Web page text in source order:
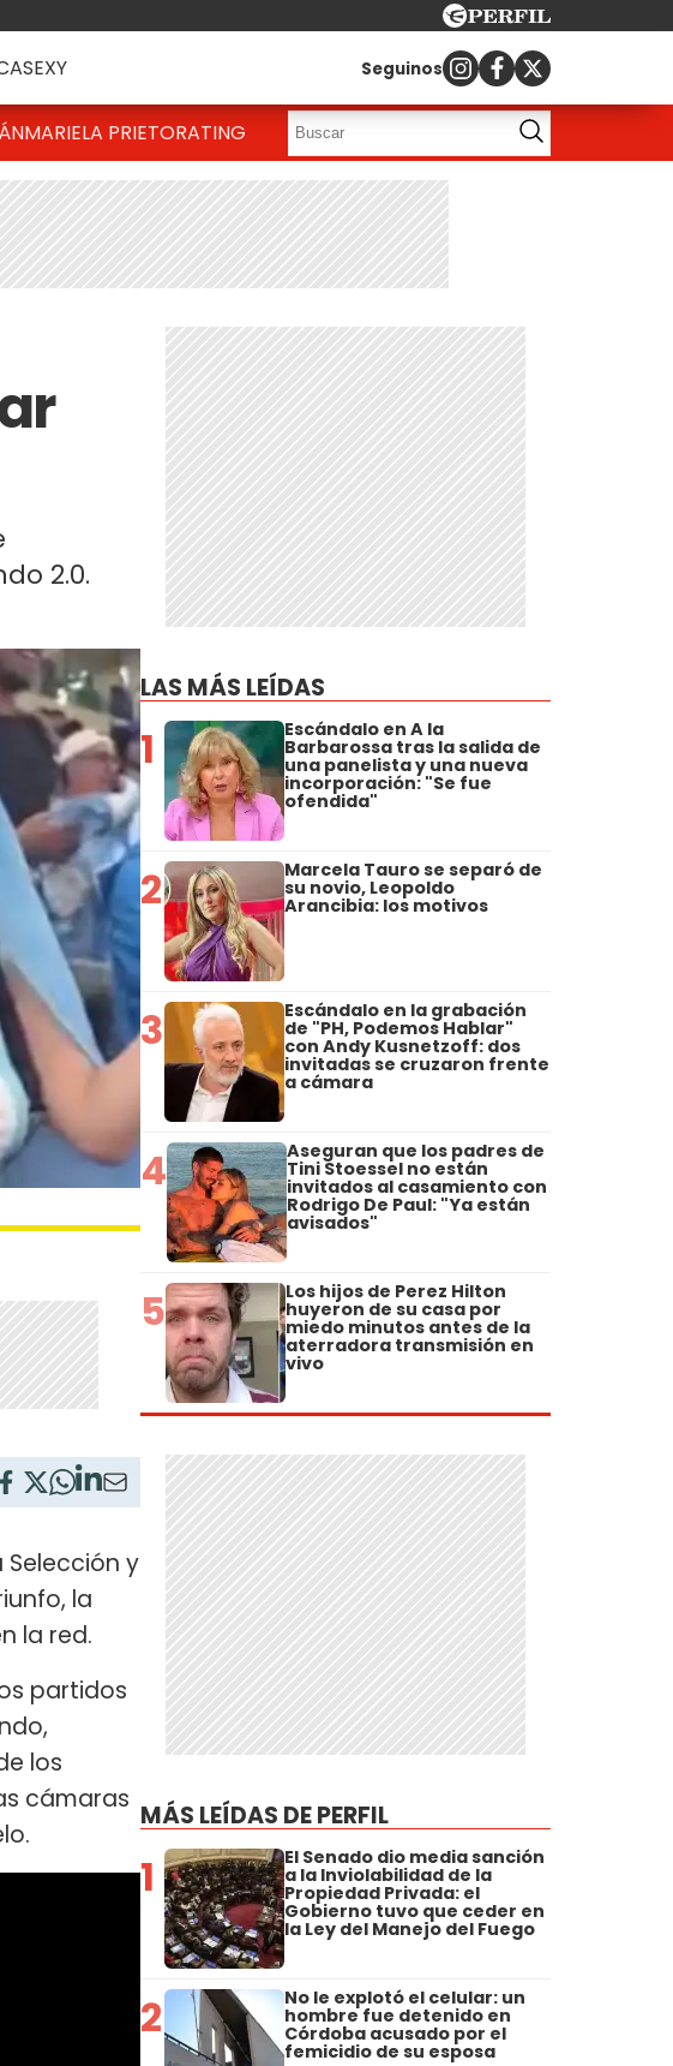
SEXY Seguinos
MARIELA PRIETORATING
2.0.
y
la
la red.
partidos
los
cámaras
LAS MÁS LEÍDAS
1 Escándalo en A la
Barbarossa tras la salida de
una panelista y una nueva
incorporación: "Se fue
ofendida"
2 Marcela Tauro se separó de
su novio, Leopoldo
Arancibia: los motivos
3 Escándalo en la grabación
de "PH, Podemos Hablar"
con Andy Kusnetzoff: dos
invitadas se cruzaron frente
a cámara
4 Aseguran que los padres de
Tini Stoessel no están
invitados al casamiento con
Rodrigo De Paul: "Ya están
avisados"
5 Los hijos de Perez Hilton
huyeron de su casa por
miedo minutos antes de la
aterradora transmisión en
vivo
MÁS LEÍDAS DE PERFIL
1 El Senado dio media sanción
a la Inviolabilidad de la
Propiedad Privada: el
Gobierno tuvo que ceder en
la Ley del Manejo del Fuego
2 No le explotó el celular: un
hombre fue detenido en
Córdoba acusado por el
femicidio de su esposa